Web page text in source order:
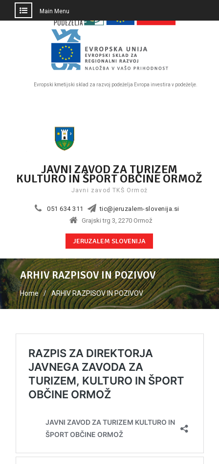
PRESKOČI
Evropski kmetijski sklad za razvoj podeželja Evropa investira v podeželje.
Main Menu
JAVNI ZAVOD ZA TURIZEM
KULTURO IN ŠPORT OBČINE ORMOŽ
Javni zavod TKŠ Ormož
051 634 311
tic@jeruzalem-slovenija.si
Grajski trg 3, 2270 Ormož
JERUZALEM SLOVENIJA
ARHIV RAZPISOV IN POZIVOV
Home ARHIV RAZPISOV IN POZIVOV